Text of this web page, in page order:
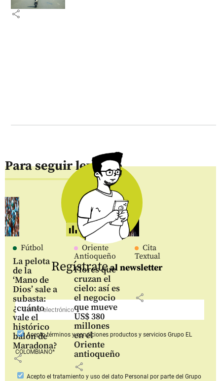
share
Para seguir leyendo
Fútbol
La pelota
de la
‘Mano de
Dios’ sale a
subasta:
¿cuánto
vale el
histórico
balón de
Maradona?
share
Oriente
Antioqueño
Flores que
cruzan el
cielo: así es
el negocio
que mueve
US$ 380
millones
en el
Oriente
antioqueño
share
Cita
Textual
share
Regístrateal newsletter
Aceptotérminos y condiciones productos y serviciosGrupo EL
COLOMBIANO*
Acepto el tratamiento y uso del dato Personal por parte del Grupo